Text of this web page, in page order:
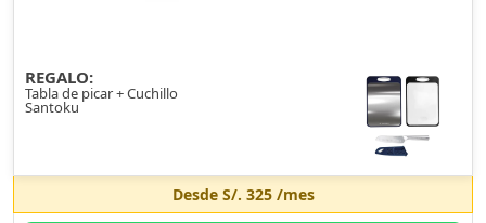
REGALO:
Tabla de picar + Cuchillo
Santoku
Desde S/. 325/mes